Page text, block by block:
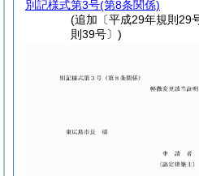
別記様式第3号(第8条関係)
(追加〔平成29年規則29
則39号〕)